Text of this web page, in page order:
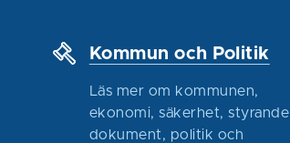
Kommun och Politik
Läs mer om kommunen,
ekonomi, säkerhet, styrande
dokument, politik och